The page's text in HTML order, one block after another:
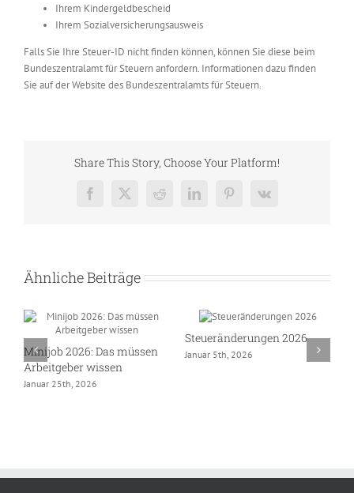
Ihrem Kindergeldbescheid
Ihrem Sozialversicherungsausweis
Falls Sie Ihre Steuer-ID nicht finden können, können Sie diese beim
Bundeszentralamt für Steuern anfordern. Informationen dazu finden
Sie auf der Website des Bundeszentralamts für Steuern.
Share This Story, Choose Your Platform!
Facebook
X RedditLinkedInPinterest
Vk
Ähnliche Beiträge
Minijob 2026: Das müssen
Arbeitgeber wissen
Januar 25th, 2026
Steueränderungen 2026
Januar 5th, 2026